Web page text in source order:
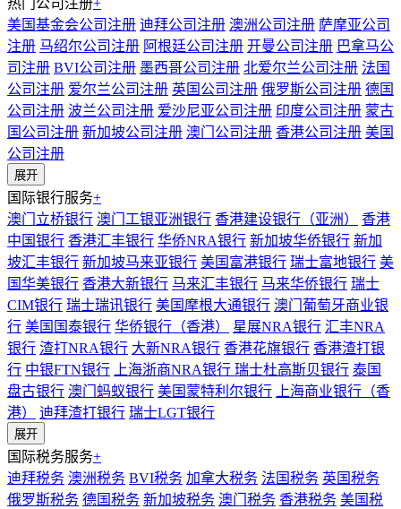
热门公司注册+
美国基金会公司注册 迪拜公司注册 澳洲公司注册 萨摩亚公司
注册 马绍尔公司注册 阿根廷公司注册 开曼公司注册 巴拿马公
司注册 BVI公司注册 墨西哥公司注册 北爱尔兰公司注册 法国
公司注册 爱尔兰公司注册 英国公司注册 俄罗斯公司注册 德国
公司注册 波兰公司注册 爱沙尼亚公司注册 印度公司注册 蒙古
国公司注册 新加坡公司注册 澳门公司注册 香港公司注册 美国
公司注册
展开
国际银行服务+
澳门立桥银行 澳门工银亚洲银行 香港建设银行（亚洲）
香港
中国银行 香港汇丰银行 华侨NRA银行 新加坡华侨银行 新加
坡汇丰银行 新加坡马来亚银行 美国富港银行 瑞士富地银行 美
国华美银行 香港大新银行 马来汇丰银行 马来华侨银行 瑞士
CIM银行 瑞士瑞讯银行 美国摩根大通银行 澳门葡萄牙商业银
行 美国国泰银行 华侨银行（香港） 星展NRA银行 汇丰NRA
银行 渣打NRA银行 大新NRA银行 香港花旗银行 香港渣打银
行 中银FTN银行 上海浙商NRA银行 瑞士杜高斯贝银行 泰国
盘古银行 澳门蚂蚁银行 美国蒙特利尔银行
上海商业银行（香
港）
迪拜渣打银行 瑞士LGT银行
展开
国际税务服务+
迪拜税务 澳洲税务 BVI税务 加拿大税务 法国税务 英国税务
俄罗斯税务 德国税务 新加坡税务 澳门税务 香港税务 美国税